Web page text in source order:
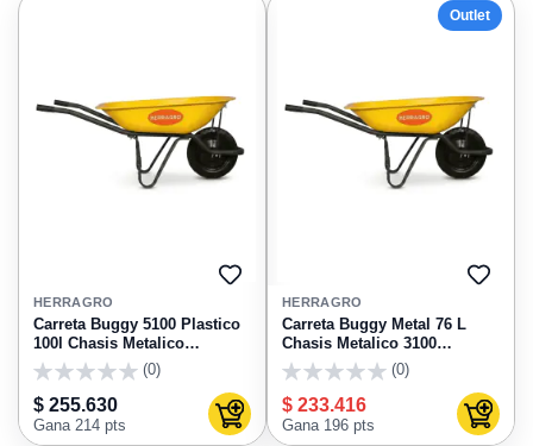
AGREGAR
FAVORITOS
HERRAGRO
Carreta Buggy 5100 Plastico
100l Chasis Metalico
Antipinchazo Herragro
(0)
$ 255.630
Gana 214 pts Agregar al carrito
Outlet
HERRAGRO
Carreta Buggy Metal 76 L
Chasis Metalico 3100
Herragro
(0)
$ 233.416
Gana 196 pts